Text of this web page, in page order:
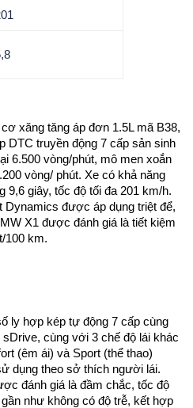
xăng tăng áp đơn 1.5L mã B38,
DTC truyền động 7 cấp sản sinh
6.500 vòng/phút, mô men xoắn
vòng/ phút. Xe có khả năng
9,6 giây, tốc độ tối đa 201 km/h.
Dynamics được áp dụng triệt để,
X1 được đánh giá là tiết kiệm
100 km.
ly hợp kép tự động 7 cấp cùng
cùng với 3 chế độ lái khác
(êm ái) và Sport (thể thao)
dụng theo sở thích người lái.
đánh giá là đầm chắc, tốc độ
như không có độ trễ, kết hợp